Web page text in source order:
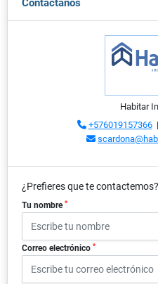
Contáctanos
Habitar
+576019157366|
¿Prefieres que te contactemos?
Tu nombre *
Correo electrónico *